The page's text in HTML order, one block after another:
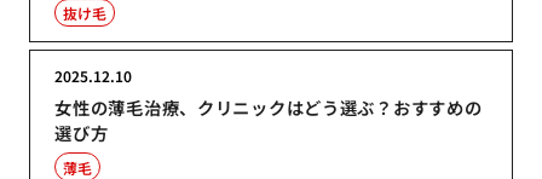
抜け毛
女性の薄毛治療、クリニックはどう選ぶ？おすすめの
選び方
2025.12.10
薄毛